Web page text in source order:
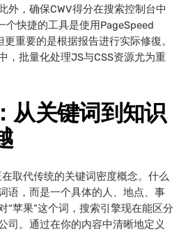
外，确保CWV得分在搜索控制台中
个快捷的工具是使用PageSpeed
重要的是根据报告进行实际修復。
，批量化处理JS与CSS资源尤为重
从关键词到知识
在取代传统的关键词密度概念。什么
语，而是一个具体的人、地点、事
“苹果”这个词，搜索引擎现在能区分
司。通过在你的内容中清晰地定义